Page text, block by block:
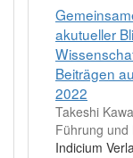
akutueller
Beiträgen
2022
Takeshi
Führung und
Indicium